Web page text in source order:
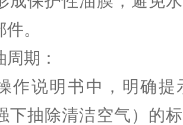
。
期：
作说明书中，明确提
下抽除清洁空气）的